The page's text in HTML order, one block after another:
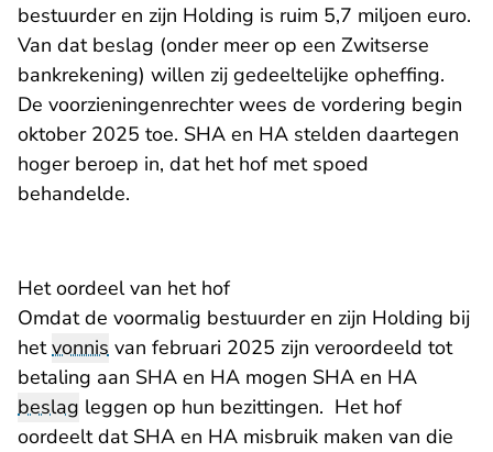
bestuurder en zijn Holding is ruim 5,7 miljoen euro.
Van dat beslag (onder meer op een Zwitserse
bankrekening) willen zij gedeeltelijke opheffing.
De voorzieningenrechter wees de vordering begin
oktober 2025 toe. SHA en HA stelden daartegen
hoger beroep in, dat het hof met spoed
behandelde.
Het oordeel van het hof
Omdat de voormalig bestuurder en zijn Holding bij
hetvonnis van februari 2025 zijn veroordeeld tot
betaling aan SHA en HA mogen SHA en HA
beslag leggen op hun bezittingen. Het hof
oordeelt dat SHA en HA misbruik maken van die